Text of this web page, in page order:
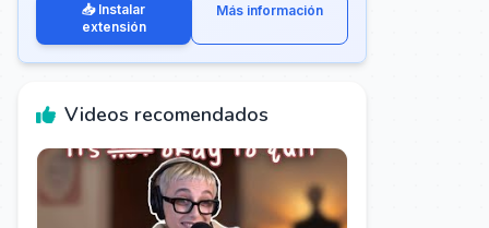
📥 Instalar
extensión
Más información
Videos recomendados